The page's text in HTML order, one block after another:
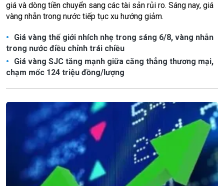
giá và dòng tiền chuyển sang các tài sản rủi ro. Sáng nay, giá
vàng nhẫn trong nước tiếp tục xu hướng giảm.
Giá vàng thế giới nhích nhẹ trong sáng 6/8, vàng nhẫn
trong nước điều chỉnh trái chiều
Giá vàng SJC tăng mạnh giữa căng thẳng thương mại,
chạm mốc 124 triệu đồng/lượng